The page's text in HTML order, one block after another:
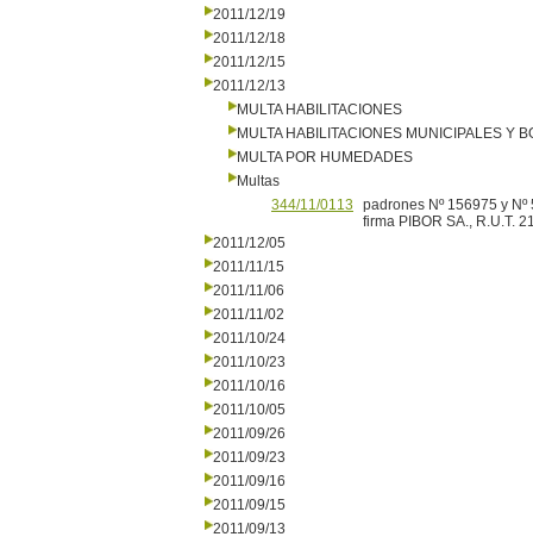
2011/12/19
2011/12/18
2011/12/15
2011/12/13
MULTA HABILITACIONES
MULTA HABILITACIONES MUNICIPALES Y
MULTA POR HUMEDADES
Multas
344/11/0113
padrones Nº 156975 y
firma PIBOR SA., R.U.T.
2011/12/05
2011/11/15
2011/11/06
2011/11/02
2011/10/24
2011/10/23
2011/10/16
2011/10/05
2011/09/26
2011/09/23
2011/09/16
2011/09/15
2011/09/13